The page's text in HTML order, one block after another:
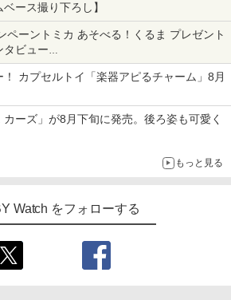
ース撮り下ろし】
ペーントミカ あそべる！くるま プレゼント
タビュー
ぱ寿司ならではの体験とコラボの楽しさを
カプセルトイ「楽器アピるチャーム」8月
など5種各3色
ーズ」が8月下旬に発売。後ろ姿も可愛く
もっと見る
Watch をフォローする